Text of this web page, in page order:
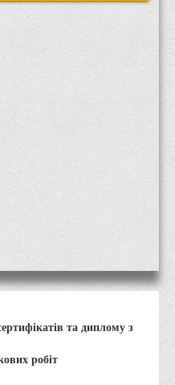
діям
збройної агресії РФ проти
вибухонебезпечних
учасників освітнього процесу в
та диплому з
робіт